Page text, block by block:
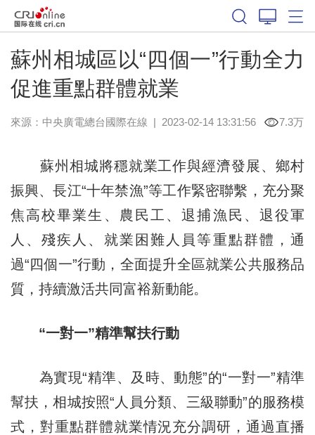
蘇州相城區以“四個一”行動全力
促進重點群體就業
來源：中央廣電總台國際在線 | 2023-02-14 13:31:56 7.3万
蘇州相城將穩就業工作與經濟發展、鄉村
振興、長江“十年禁漁”等工作緊密聯繫，充分聚
焦高校畢業生、農民工、退捕漁民、退役軍
人、殘疾人、就業困難人員等重點群體，通
過“四個一”行動，全面提升全區就業公共服務品
質，持續激活共同富裕新動能。
“一對一”精準幫扶行動
為實現“精準、及時、動態”的“一對一”精準
幫扶，相城按照“人員分類、三級聯動”的服務模
式，對重點群體就業情況充分調研，通過直播